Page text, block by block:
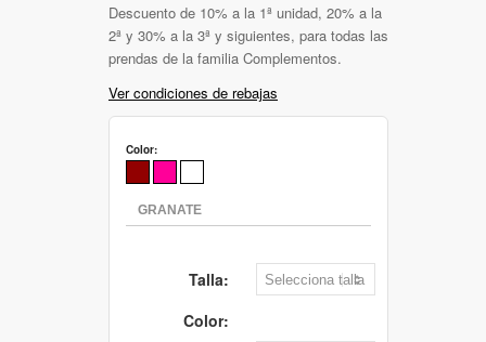
Descuento de 10% a la 1ª unidad, 20% a la
2ª y 30% a la 3ª y siguientes, para todas las
prendas de la familia Complementos.
Ver condiciones de rebajas
Color:
Talla:
Color: